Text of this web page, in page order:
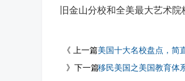
旧金山分校和全美最大艺术院
《 上一篇美国十大名校盘点，简
》下一篇移民美国之美国教育体